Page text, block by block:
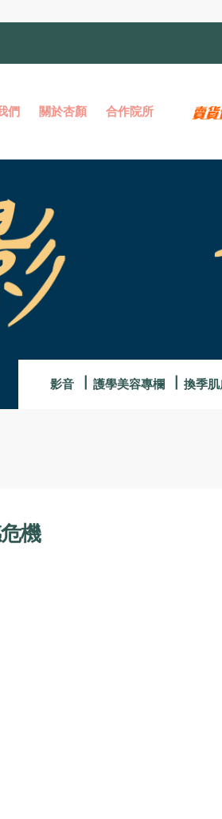
們 關於杏顏 合作院所
影音 護學美容專欄 換季
機